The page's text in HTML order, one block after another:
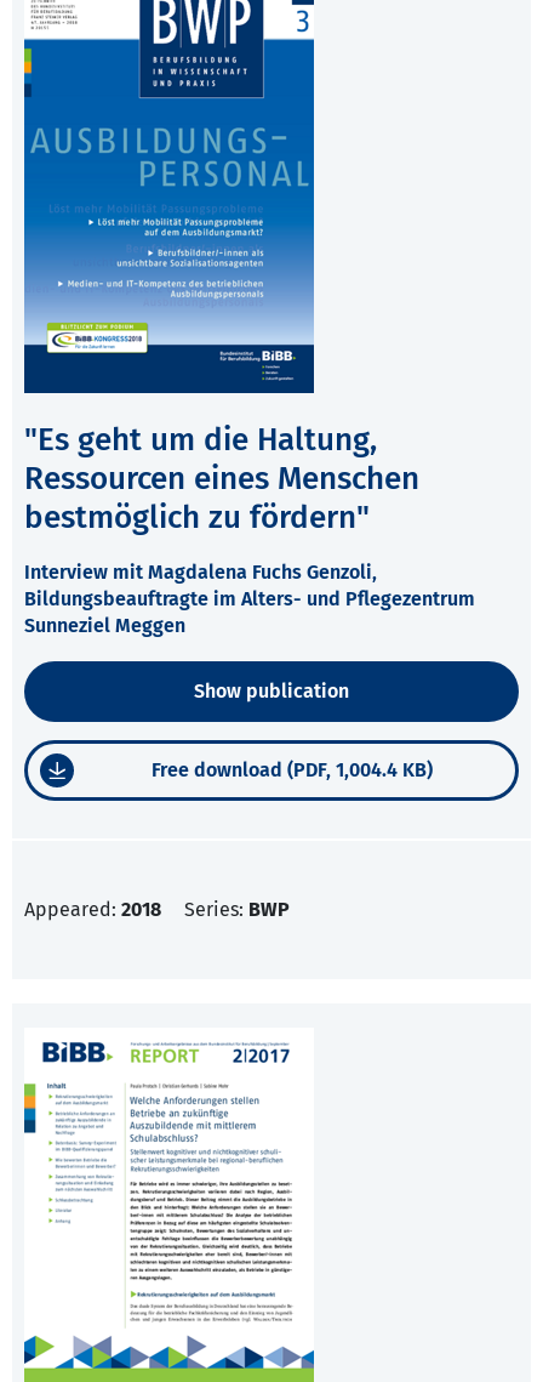
"Es geht um die Haltung,
Ressourcen eines Menschen
bestmöglich zu fördern"
Interview mit Magdalena Fuchs Genzoli,
Bildungsbeauftragte im Alters- und Pflegezentrum
Sunneziel Meggen
Show publication
Free download (PDF, 1,004.4 KB)
Appeared: 2018 Series: BWP